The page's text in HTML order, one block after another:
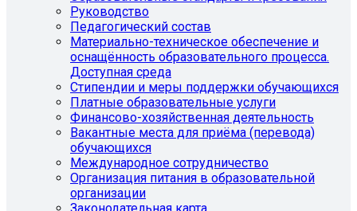
Руководство
Педагогический состав
Материально-техническое обеспечение и
оснащённость образовательного процесса.
Доступная среда
Стипендии и меры поддержки обучающихся
Платные образовательные услуги
Финансово-хозяйственная деятельность
Вакантные места для приёма (перевода)
обучающихся
Международное сотрудничество
Организация питания в образовательной
организации